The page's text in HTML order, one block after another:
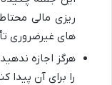
ریزی مالی
های غیرضروری
هرگز اجازه
را برای آن پیدا